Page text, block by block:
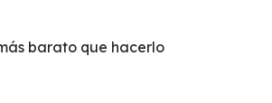
barato que hacerlo